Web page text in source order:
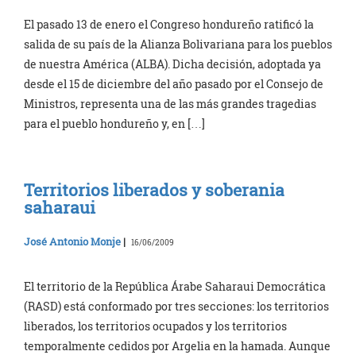
El pasado 13 de enero el Congreso hondureño ratificó la
salida de su país de la Alianza Bolivariana para los pueblos
de nuestra América (ALBA). Dicha decisión, adoptada ya
desde el 15 de diciembre del año pasado por el Consejo de
Ministros, representa una de las más grandes tragedias
para el pueblo hondureño y, en […]
Territorios liberados y soberania
saharaui
José Antonio Monje | 16/06/2009
El territorio de la República Árabe Saharaui Democrática
(RASD) está conformado por tres secciones: los territorios
liberados, los territorios ocupados y los territorios
temporalmente cedidos por Argelia en la hamada. Aunque